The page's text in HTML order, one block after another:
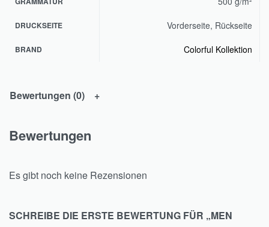
DRUCKSEITE Vorderseite, Rückseite
BRAND Colorful Kollektion
Bewertungen (0)
Bewertungen
Es gibt noch keine Rezensionen
SCHREIBE DIE ERSTE BEWERTUNG FÜR „MEN